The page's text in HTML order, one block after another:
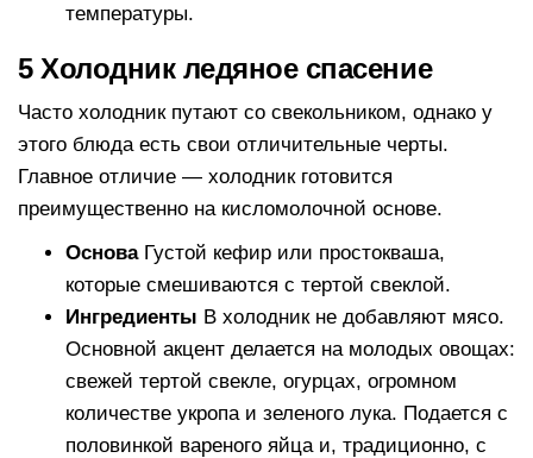
температуры.
5 Холодник ледяное спасение
Часто холодник путают со свекольником, однако у
этого блюда есть свои отличительные черты.
Главное отличие — холодник готовится
преимущественно на кисломолочной основе.
ОсноваГустой кефир или простокваша,
которые смешиваются с тертой свеклой.
Ингредиенты В холодник не добавляют мясо.
Основной акцент делается на молодых овощах:
свежей тертой свекле, огурцах, огромном
количестве укропа и зеленого лука. Подается с
половинкой вареного яйца и, традиционно, с